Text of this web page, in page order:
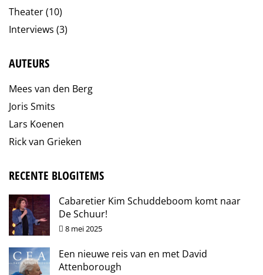
Theater(10)
Interviews (3)
AUTEURS
Mees van den Berg
Joris Smits
Lars Koenen
Rick van Grieken
RECENTE BLOGITEMS
Cabaretier Kim Schuddeboom komt naar
De Schuur!
8 mei 2025
Een nieuwe reis van en met David
Attenborough